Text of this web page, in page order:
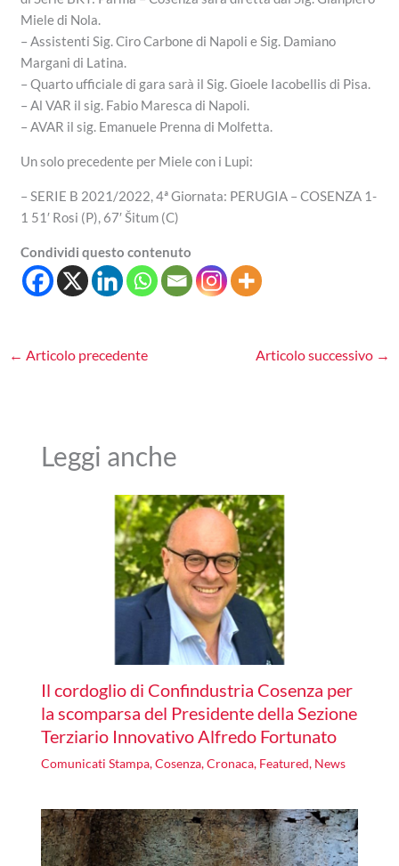
Miele di Nola.
– Assistenti Sig. Ciro Carbone di Napoli e Sig. Damiano
Margani di Latina.
– Quarto ufficiale di gara sarà il Sig. Gioele Iacobellis di Pisa.
– Al VAR il sig. Fabio Maresca di Napoli.
– AVAR il sig. Emanuele Prenna di Molfetta.
Un solo precedente per Miele con i Lupi:
– SERIE B 2021/2022, 4ª Giornata: PERUGIA – COSENZA 1-
1 51′ Rosi (P), 67′ Šitum (C)
Condividi questo contenuto
← Articolo precedente Articolo successivo →
Leggi anche
Il cordoglio di Confindustria Cosenza per
la scomparsa del Presidente della Sezione
Terziario Innovativo Alfredo Fortunato
Comunicati Stampa,Cosenza,Cronaca, Featured, News